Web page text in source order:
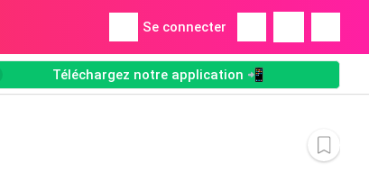
Se connecter
Téléchargez notre application 📲